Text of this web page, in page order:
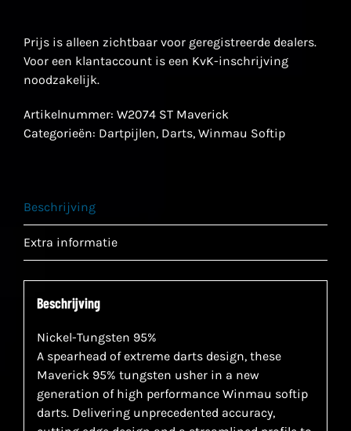
Prijs is alleen zichtbaar voor geregistreerde dealers.
Voor een klantaccount is een KvK-inschrijving
noodzakelijk.
Artikelnummer: W2074 ST Maverick
Categorieën: Dartpijlen, Darts, Winmau Softip
Beschrijving
Extra informatie
Beschrijving
Nickel-Tungsten 95%
A spearhead of extreme darts design, these
Maverick 95% tungsten usher in a new
generation of high performance Winmau softip
darts. Delivering unprecedented accuracy,